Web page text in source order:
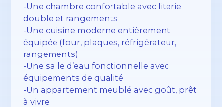
-Une chambre confortable avec literie
double et rangements
-Une cuisine moderne entièrement
équipée (four, plaques, réfrigérateur,
rangements)
-Une salle d’eau fonctionnelle avec
équipements de qualité
-Un appartement meublé avec goût, prêt
à vivre